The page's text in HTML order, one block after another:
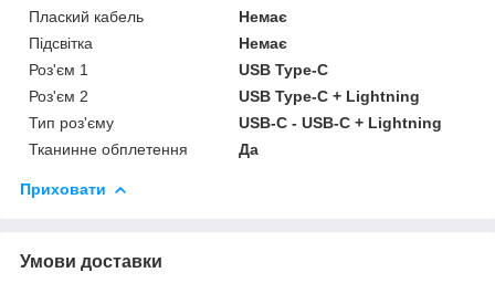
Плаский кабель
Немає
Підсвітка
Немає
Роз'єм 1
USB Type-C
Роз'єм 2
USB Type-C + Lightning
Тип роз'єму
USB-C - USB-C + Lightning
Тканинне обплетення
Да
Приховати
Умови доставки